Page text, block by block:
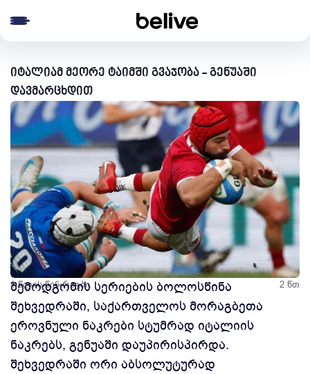
იტალიამ მეორე ტაიმში გვაჯობა - გენუაში
დავმარცხდით
1 წლის წინ რაგბი 2 წთ
შემოდგომის სერიების ბოლოსწინა
შეხვედრაში, საქართველოს მორაგბეთა
ეროვნული ნაკრები სტუმრად იტალიის
ნაკრებს, გენუაში დაუპირისპირდა.
შეხვედრაში ორი აბსოლუტურად